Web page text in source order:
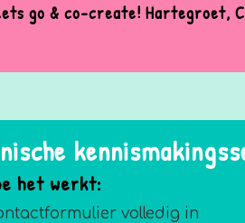
go & co-create! Hartegroet,
het werkt:
volledig in